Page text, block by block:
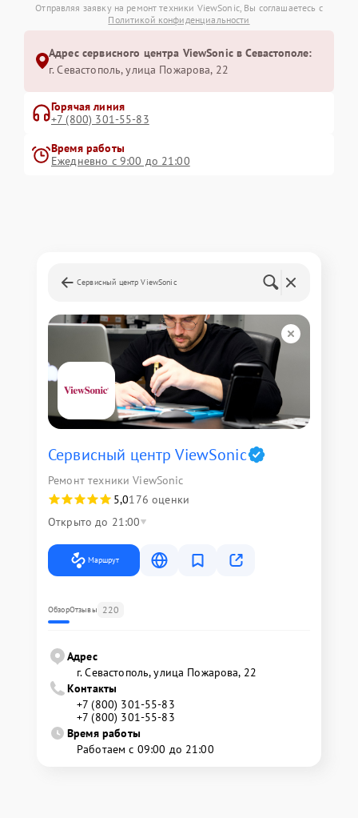
Отправляя заявку на ремонт техники ViewSonic, Вы соглашаетесь с
Политикой конфиденциальности
Адрес сервисного центра ViewSonic в Севастополе:
г. Севастополь, улица Пожарова, 22
Горячая линия
+7 (800) 301-55-83
Время работы
Ежедневно с 9:00 до 21:00
Сервисный центр ViewSonic
Сервисный центр ViewSonic
Ремонт техники ViewSonic
5,0176 оценки
Открыто до 21:00
Маршрут
ОбзорОтзывы 220
Адрес
г. Севастополь, улица Пожарова, 22
Контакты
+7 (800) 301-55-83
+7 (800) 301-55-83
Время работы
Работаем с 09:00 до 21:00